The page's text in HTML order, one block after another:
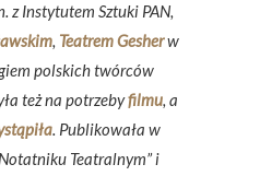
z Instytutem Sztuki PAN,
, Teatrem Gesherw
polskich twórców
też na potrzebyfilmu, a
. Publikowała w
„Notatniku Teatralnym” i